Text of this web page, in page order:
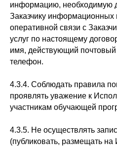
информацию, необходимую
Заказчику информационных
оперативной связи с
услуг по настоящему
имя, действующий почтовый
телефон.
4.3.4. Соблюдать правила
проявлять уважение к
участникам обучающей
4.3.5. Не осуществлять
(публиковать, размещать на